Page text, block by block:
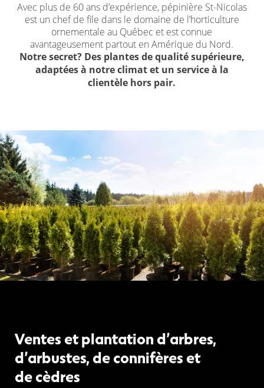
Avec plus de 60 ans d’expérience, pépinière St-Nicolas
est un chef de file dans le domaine de l’horticulture
ornementale au Québec et est connue
avantageusement partout en Amérique du Nord.
Notre secret? Des plantes de qualité supérieure,
adaptées à notre climat et un service à la
clientèle hors pair.
Ventes et plantation d’arbres,
d’arbustes, de connifères et
de cèdres